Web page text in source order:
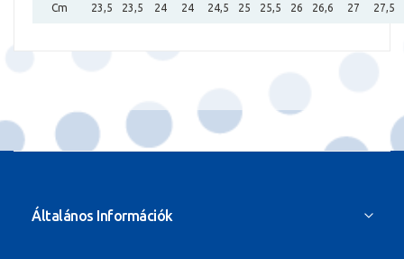
Cm 23,5 23,5 24 24 24,5 25 25,5 26 26,6 27 27,5
Általános Információk